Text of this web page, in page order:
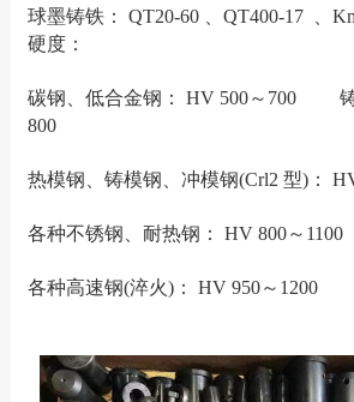
球墨铸铁： QT20-60 、QT400-17 、
硬度：
碳钢、低合金钢： HV 500～700 铸
800
热模钢、铸模钢、冲模钢(Crl2 型)：
各种不锈钢、耐热钢： HV 800～1100
各种高速钢(淬火)： HV 950～1200